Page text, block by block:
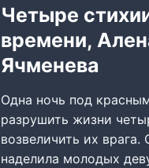
Четыре
времени,
Ячменева
Одна ночь под
разрушить жизни
возвеличить их врага.
наделила молодых